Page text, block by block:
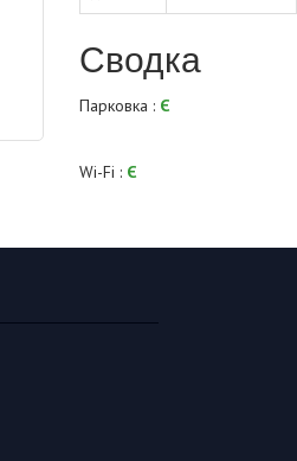
Сводка
Парковка : Є
Wi-Fi : Є